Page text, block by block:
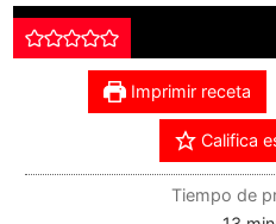
Imprimir receta
Califica
Tiempo de